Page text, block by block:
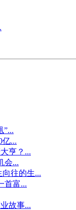
”...
...
亨？...
会...
往的生...
首富...
故事...